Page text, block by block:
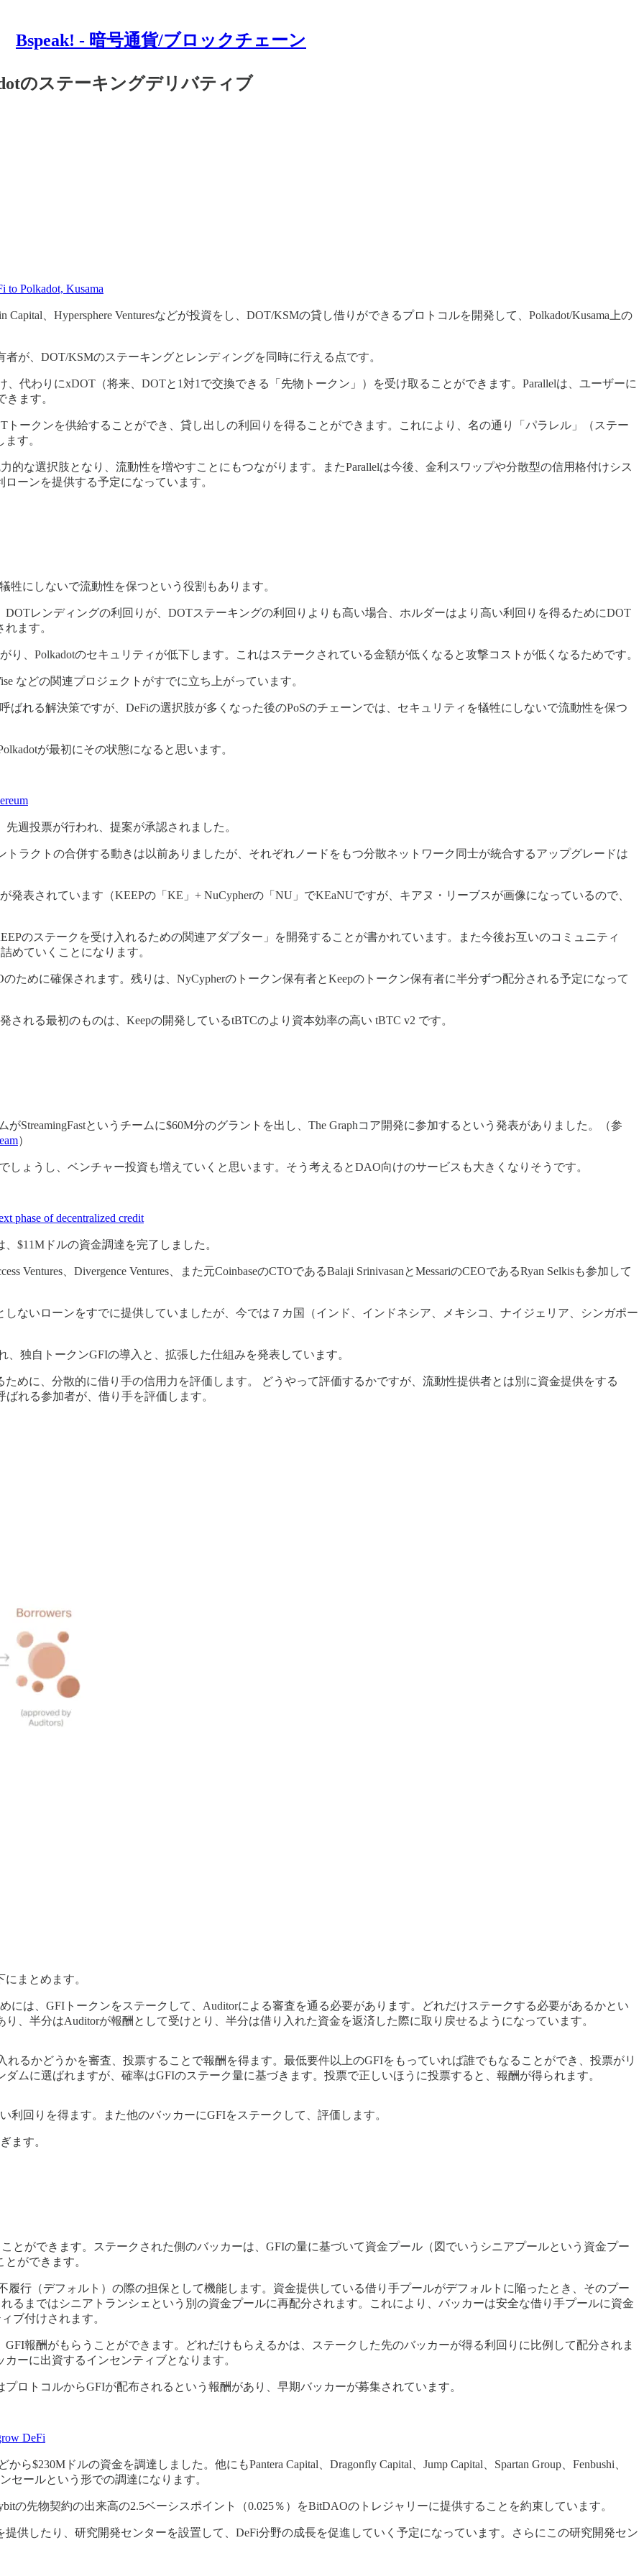
Bspeak! - 暗号通貨/ブロックチェーン
のステーキングデリバティブ
to Polkadot, Kusama
Capital、Hypersphere Venturesなどが投資をし、DOT/KSMの貸し借りができるプロトコルを開発して、Polkadot/Kusama上の
者が、DOT/KSMのステーキングとレンディングを同時に行える点です。
代わりにxDOT（将来、DOTと1対1で交換できる「先物トークン」）を受け取ることができます。Parallelは、ユーザーに
ます。
トークンを供給することができ、貸し出しの利回りを得ることができます。これにより、名の通り「パラレル」（ステー
す。
的な選択肢となり、流動性を増やすことにもつながります。またParallelは今後、金利スワップや分散型の信用格付けシス
ーンを提供する予定になっています。
牲にしないで流動性を保つという役割もあります。
レンディングの利回りが、DOTステーキングの利回りよりも高い場合、ホルダーはより高い利回りを得るためにDOT
ます。
り、Polkadotのセキュリティが低下します。これはステークされている金額が低くなると攻撃コストが低くなるためです。
などの関連プロジェクトがすでに立ち上がっています。
ばれる解決策ですが、DeFiの選択肢が多くなった後のPoSのチェーンでは、セキュリティを犠牲にしないで流動性を保つ
が最初にその状態になると思います。
週投票が行われ、提案が承認されました。
トラクトの合併する動きは以前ありましたが、それぞれノードをもつ分散ネットワーク同士が統合するアップグレードは
発表されています（KEEPの「KE」+ NuCypherの「NU」でKEaNUですが、キアヌ・リーブスが画像になっているので、
のステークを受け入れるための関連アダプター」を開発することが書かれています。また今後お互いのコミュニティ
めていくことになります。
ために確保されます。残りは、NyCypherのトークン保有者とKeepのトークン保有者に半分ずつ配分される予定になって
れる最初のものは、Keepの開発しているtBTCのより資本効率の高い tBTC v2 です。
StreamingFastというチームに$60M分のグラントを出し、The Graphコア開発に参加するという発表がありました。（参
）
ょうし、ベンチャー投資も増えていくと思います。そう考えるとDAO向けのサービスも大きくなりそうです。
phase of decentralized credit
$11Mドルの資金調達を完了しました。
Ventures、Divergence Ventures、また元CoinbaseのCTOであるBalaji SrinivasanとMessariのCEOであるRyan Selkisも参加して
しないローンをすでに提供していましたが、今では７カ国（インド、インドネシア、メキシコ、ナイジェリア、シンガポー
、独自トークンGFIの導入と、拡張した仕組みを発表しています。
めに、分散的に借り手の信用力を評価します。 どうやって評価するかですが、流動性提供者とは別に資金提供をする
れる参加者が、借り手を評価します。
まとめます。
には、GFIトークンをステークして、Auditorによる審査を通る必要があります。どれだけステークする必要があるかとい
、半分はAuditorが報酬として受けとり、半分は借り入れた資金を返済した際に取り戻せるようになっています。
るかどうかを審査、投票することで報酬を得ます。最低要件以上のGFIをもっていれば誰でもなることができ、投票がリ
ムに選ばれますが、確率はGFIのステーク量に基づきます。投票で正しいほうに投票すると、報酬が得られます。
回りを得ます。また他のバッカーにGFIをステークして、評価します。
ます。
とができます。ステークされた側のバッカーは、GFIの量に基づいて資金プール（図でいうシニアプールという資金プー
ができます。
行（デフォルト）の際の担保として機能します。資金提供している借り手プールがデフォルトに陥ったとき、そのプー
るまではシニアトランシェという別の資金プールに再配分されます。これにより、バッカーは安全な借り手プールに資金
ブ付けされます。
報酬がもらうことができます。どれだけもらえるかは、ステークした先のバッカーが得る利回りに比例して配分されま
ーに出資するインセンティブとなります。
ロトコルからGFIが配布されるという報酬があり、早期バッカーが募集されています。
DeFi
ら$230Mドルの資金を調達しました。他にもPantera Capital、Dragonfly Capital、Jump Capital、Spartan Group、Fenbushi、
セールという形での調達になります。
の先物契約の出来高の2.5ベーシスポイント（0.025％）をBitDAOのトレジャリーに提供することを約束しています。
供したり、研究開発センターを設置して、DeFi分野の成長を促進していく予定になっています。さらにこの研究開発セン